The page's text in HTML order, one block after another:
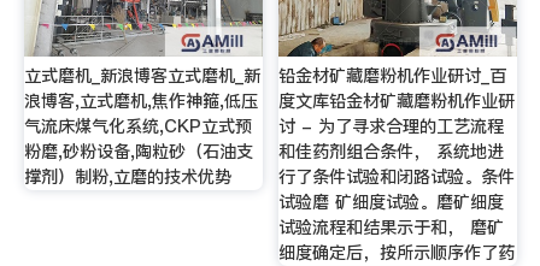
立式磨机_新浪博客立式磨机_新
浪博客,立式磨机,焦作神箍,低压
气流床煤气化系统,CKP立式预
粉磨,砂粉设备,陶粒砂（石油支
撑剂）制粉,立磨的技术优势
铅金材矿藏磨粉机作业研讨_百
度文库铅金材矿藏磨粉机作业研
讨 - 为了寻求合理的工艺流程
和佳药剂组合条件， 系统地进
行了条件试验和闭路试验。条件
试验磨 矿细度试验。磨矿细度
试验流程和结果示于和， 磨矿
细度确定后，按所示顺序作了药